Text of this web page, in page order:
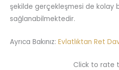
şekilde gerçekleşmesi de kolay
sağlanabilmektedir.
Ayrıca Bakınız: Evlatlıktan Ret
Click to rate